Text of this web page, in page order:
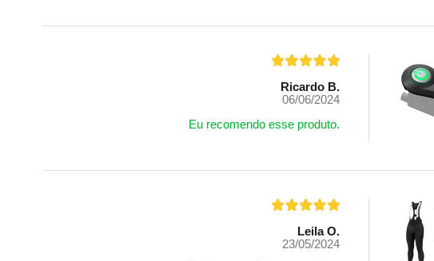
Ricardo B.
06/06/2024
Eu recomendo esse produto.
Leila O.
23/05/2024